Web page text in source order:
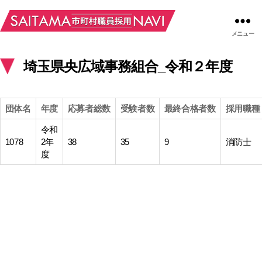
メニュー
埼玉県央広域事務組合_令和２年度
団体名 年度 応募者総数 受験者数 最終合格者数 採用職種
1078
令和
2年
度
38 35 9 消防士